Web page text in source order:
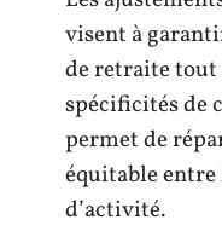
visent à
de retraite tout
spécificités de
permet de
équitable
d’activité.